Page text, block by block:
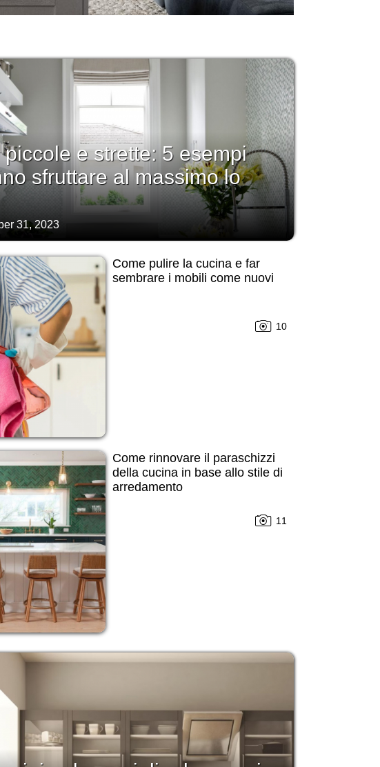
e strette: 5 esempi
sfruttare al massimo lo
31, 2023
Come pulire la cucina e far
sembrare i mobili come nuovi
10
Come rinnovare il paraschizzi
della cucina in base allo stile di
arredamento
11